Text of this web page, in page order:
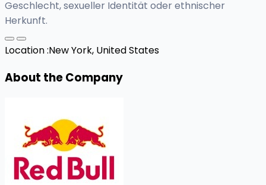
Geschlecht, sexueller Identität oder ethnischer
Herkunft.
Location :New York, United States
About the Company